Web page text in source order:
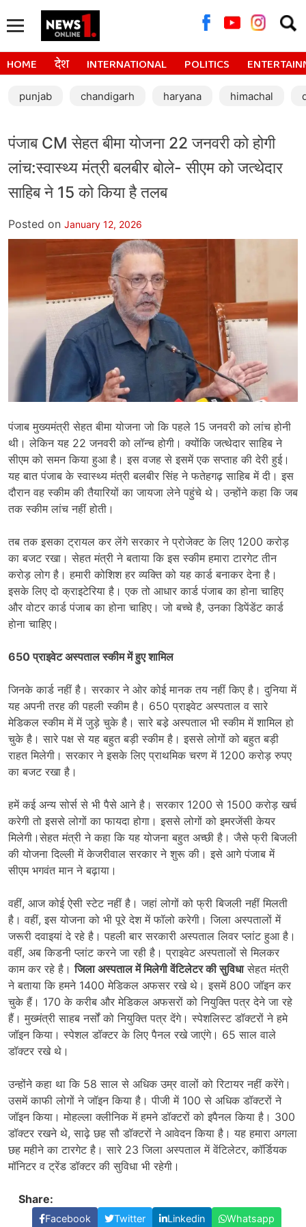
for:
HOME देश INTERNATIONAL POLITICS
punjab chandigarh haryana himachal
पंजाब CM सेहत बीमा योजना 22 जनवरी को होगी
लांच:स्वास्थ्य मंत्री बलबीर बोले- सीएम को जत्थेदार
साहिब ने 15 को किया है तलब
Posted on January 12, 2026
पंजाब मुख्यमंत्री सेहत बीमा योजना जो कि पहले 15 जनवरी को लांच होनी
थी। लेकिन यह 22 जनवरी को लॉन्च होगी। क्योंकि जत्थेदार साहिब ने
सीएम को समन किया हुआ है। इस वजह से इसमें एक सप्ताह की देरी हुई।
यह बात पंजाब के स्वास्थ्य मंत्री बलबीर सिंह ने फतेहगढ़ साहिब में दी। इस
दौरान वह स्कीम की तैयारियों का जायजा लेने पहुंचे थे। उन्होंने कहा कि जब
तक स्कीम लांच नहीं होती।
तब तक इसका ट्रायल कर लेंगे सरकार ने प्रोजेक्ट के लिए 1200 करोड़
का बजट रखा। सेहत मंत्री ने बताया कि इस स्कीम हमारा टारगेट तीन
करोड़ लोग है। हमारी कोशिश हर व्यक्ति को यह कार्ड बनाकर देना है।
इसके लिए दो क्राइटेरिया है। एक तो आधार कार्ड पंजाब का होना चाहिए
और वोटर कार्ड पंजाब का होना चाहिए। जो बच्चे है, उनका डिपेंडेंट कार्ड
हाेना चाहिए।
650 प्राइवेट अस्पताल स्कीम में हुए शामिल
जिनके कार्ड नहीं है। सरकार ने ओर कोई मानक तय नहीं किए है। दुनिया में
यह अपनी तरह की पहली स्कीम है। 650 प्राइवेट अस्पताल व सारे
मेडिकल स्कीम में में जुड़े चुके है। सारे बडे़ अस्पताल भी स्कीम में शामिल हो
चुके है। सारे पक्ष से यह बहुत बड़ी स्कीम है। इससे लोगों को बहुत बड़ी
राहत मिलेगी। सरकार ने इसके लिए प्राथमिक चरण में 1200 करोड़ रुपए
का बजट रखा है।
हमें कई अन्य सोर्स से भी पैसे आने है। सरकार 1200 से 1500 करोड़ खर्च
करेगी तो इससे लोगों का फायदा होगा। इससे लोगों को इमरजेंसी केयर
मिलेगी।सेहत मंत्री ने कहा कि यह योजना बहुत अच्छी है। जैसे फ्री बिजली
की योजना दिल्ली में केजरीवाल सरकार ने शुरू की। इसे आगे पंजाब में
सीएम भगवंत मान ने बढ़ाया।
वहीं, आज कोई ऐसी स्टेट नहीं है। जहां लोगों को फ्री बिजली नहीं मिलती
है। वहीं, इस योजना को भी पूरे देश में फॉलो करेगी। जिला अस्पतालों में
जरूरी दवाइयां दे रहे है। पहली बार सरकारी अस्पताल लिवर प्लांट हुआ है।
वहीं, अब किडनी प्लांट करने जा रही है। प्राइवेट अस्पतालों से मिलकर
काम कर रहे है।जिला अस्पताल में मिलेगी वेंटिलेटर की सुविधासेहत मंत्री
ने बताया कि हमने 1400 मेडिकल अफसर रखे थे। इसमें 800 जॉइन कर
चुके हैं। 170 के करीब और मेडिकल अफसरों को नियुक्ति पत्र देने जा रहे
हैं। मुख्मंत्री साहब नर्सों को नियुक्ति पत्र देंगे। स्पेशलिस्ट डॉक्टरों ने हमे
जॉइन किया। स्पेशल डॉक्टर के लिए पैनल रखे जाएंगे। 65 साल वाले
डॉक्टर रखे थे।
उन्होंने कहा था कि 58 साल से अधिक उम्र वालों को रिटायर नहीं करेंगे।
उसमें काफी लोगों ने जॉइन किया है। पीजी में 100 से अधिक डॉक्टरों ने
जॉइन किया। मोहल्ला क्लीनिक में हमने डॉक्टरों को इपैनल किया है। 300
डॉक्टर रखने थे, साढ़े छह सौ डॉक्टरों ने आवेदन किया है। यह हमारा अगला
छह महीने का टारगेट है। सारे 23 जिला अस्पताल में वेंटिलेटर, कॉर्डियक
मॉनिटर व ट्रेंड डॉक्टर की सुविधा भी रहेगी।
Share:
Facebook Twitter Linkedin Whatsapp